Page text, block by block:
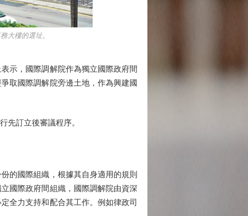
大樓的選址。
示，國際調解院作為獨立國際政府間
取國際調解院旁邊土地，作為興建國
訂立後審議程序。
國際組織，根據其自身適用的規則
國際政府間組織，國際調解院由資深
全力支持和配合其工作。例如律政司